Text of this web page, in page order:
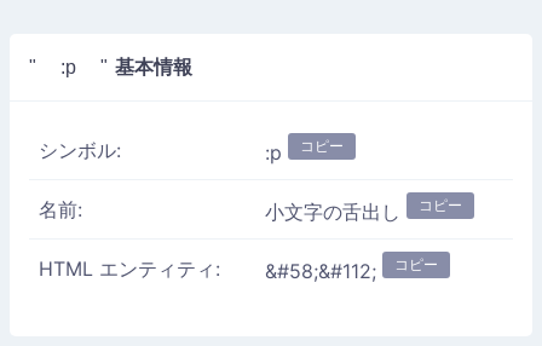
" :p " 基本情報
シンボル: :p コピー
名前: 小文字の舌出し コピー
HTML エンティティ: &#58;&#112; コピー